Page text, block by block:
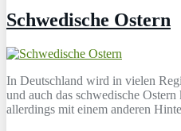
Schwedische Ostern
In Deutschland wird in vielen
und auch das schwedische
allerdings mit einem anderen